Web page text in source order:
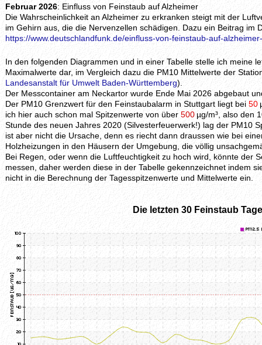
Februar 2026: Einfluss von Feinstaub auf Alzheimer
Die Wahrscheinlichkeit an Alzheimer zu erkranken steigt mit der
im Gehirn aus, die die Nervenzellen schädigen. Dazu ein Beitrag im
https://www.deutschlandfunk.de/einfluss-von-feinstaub-auf-
In den folgenden Diagrammen und in einer Tabelle stelle ich meine
Maximalwerte dar, im Vergleich dazu die PM10 Mittelwerte der
Landesanstalt für Umwelt Baden-Württemberg).
Der Messcontainer am Neckartor wurde Ende Mai 2026 abgebaut
Der PM10 Grenzwert für den Feinstaubalarm in Stuttgart liegt bei 50
ich hier auch schon mal Spitzenwerte von über 500 µg/m³, also den
Stunde des neuen Jahres 2020 (Silvesterfeuerwerk!) lag der PM10
ist aber nicht die Ursache, denn es riecht dann draussen wie bei
Holzheizungen in den Häusern der Umgebung, die völlig
Bei Regen, oder wenn die Luftfeuchtigkeit zu hoch wird, könnte der
messen, daher werden diese in der Tabelle gekennzeichnet indem
nicht in die Berechnung der Tagesspitzenwerte und Mittelwerte ein.
Die letzten 30 Feinstaub